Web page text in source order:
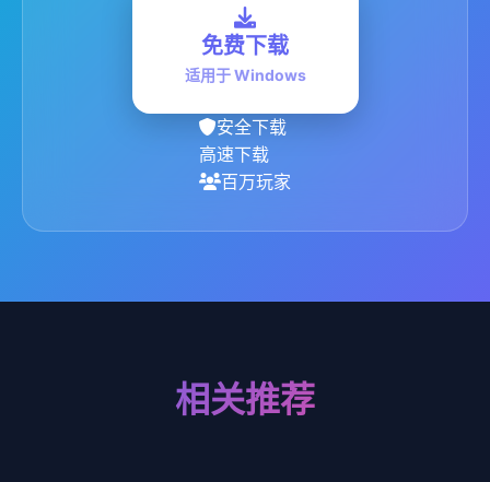
免费下载
适用于 Windows
安全下载
高速下载
百万玩家
相关推荐